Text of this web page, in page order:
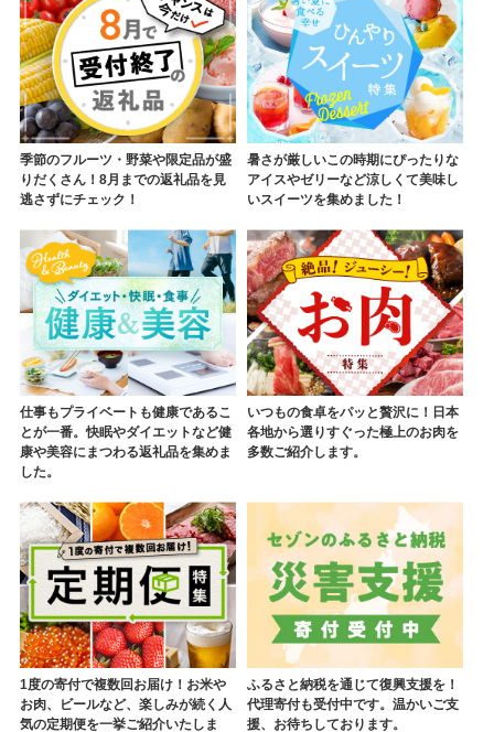
季節のフルーツ・野菜や限定品が盛
りだくさん！8月までの返礼品を見
逃さずにチェック！
暑さが厳しいこの時期にぴったりな
アイスやゼリーなど涼しくて美味し
いスイーツを集めました！
仕事もプライベートも健康であるこ
とが一番。快眠やダイエットなど健
康や美容にまつわる返礼品を集めま
した。
いつもの食卓をパッと贅沢に！日本
各地から選りすぐった極上のお肉を
多数ご紹介します。
1度の寄付で複数回お届け！お米や
お肉、ビールなど、楽しみが続く人
気の定期便を一挙ご紹介いたしま
ふるさと納税を通じて復興支援を！
代理寄付も受付中です。温かいご支
援、お待ちしております。